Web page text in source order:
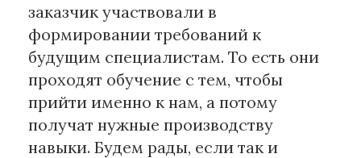
заказчик участвовали в
формировании требований к
будущим специалистам. То есть они
проходят обучение с тем, чтобы
прийти именно к нам, а потому
получат нужные производству
навыки. Будем рады, если так и